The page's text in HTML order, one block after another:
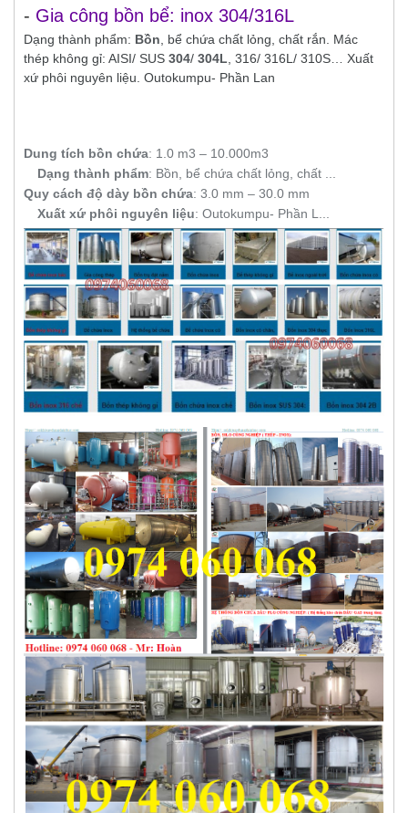
- Gia công bồn bể: inox 304/316L
Dạng thành phẩm: Bồn , bể chứa chất lỏng, chất rắn. Mác
thép không gỉ: AISI/ SUS 304/ 304L , 316/ 316L/ 310S… Xuất
xứ phôi nguyên liệu. Outokumpu- Phần Lan
Dung tích bồn chứa‎: ‎1.0 m3 – 10.000m3
Dạng thành phẩm‎: ‎Bồn, bể chứa chất lỏng, chất ...
Quy cách độ dày bồn chứa‎: ‎3.0 mm – 30.0 mm
Xuất xứ phôi nguyên liệu‎: ‎Outokumpu- Phần L...